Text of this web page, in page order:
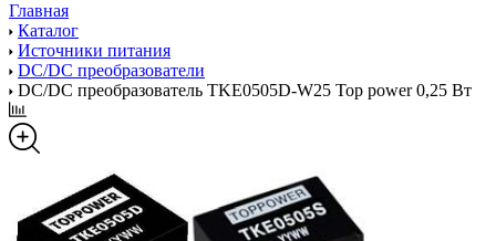
Главная
Каталог
Источники питания
DC/DC преобразователи
DC/DC преобразователь TKE0505D-W25 Top power 0,25 Вт